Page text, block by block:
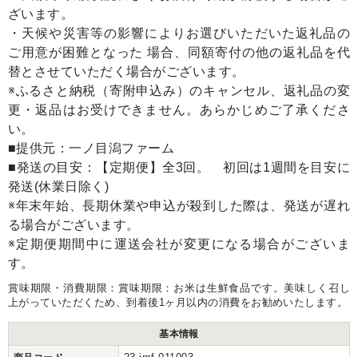
ざいます。
・天候や災害等の影響によりお選びいただいた返礼品の
ご用意が困難となった 場合、同額寄付の他の返礼品を代
替とさせていただく場合がございます。
※ふるさと納税（寄附申込み）のキャンセル、返礼品の変
更・返品はお受けできません。あらかじめご了承くださ
い。
■提供元：一ノ目潟ファーム
■発送の目安：【定期便】全3回。 初回は1週間を目安に
発送(休業日除く)
※年末年始、長期休業や申込が殺到した際は、発送が遅れ
る場合がございます。
※定期便期間中に運送会社が変更になる場合がございま
す。
賞味期限・消費期限：賞味期限：お米は生鮮食品です。美味しく召し
上がっていただくため、到着後1ヶ月以内の消費をお勧めいたします。
基本情報